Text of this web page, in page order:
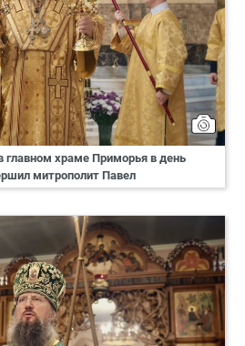
храме Приморья в день
митрополит Павел